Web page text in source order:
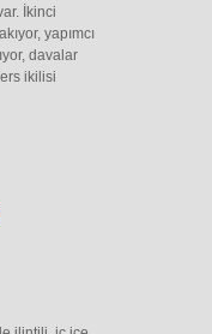
İkinci
yapımcı
davalar
ikilisi